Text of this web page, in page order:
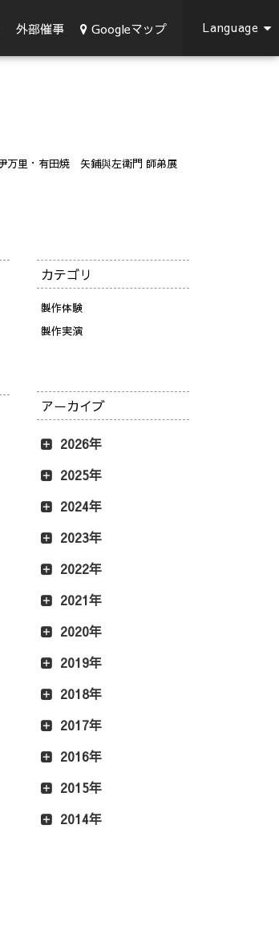
外部催事 Googleマップ Language
万里・有田焼 矢鋪與左衛門 師弟展
カテゴリ
製作体験
製作実演
アーカイブ
2026年
2025年
2024年
2023年
2022年
2021年
2020年
2019年
2018年
2017年
2016年
2015年
2014年